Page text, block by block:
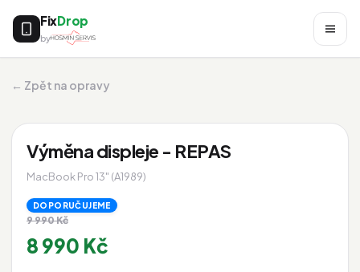
FixDrop
by
← Zpět na opravy
Výměna displeje - REPAS
MacBook Pro 13" (A1989)
DOPORUČUJEME
9 990 Kč
8 990 Kč